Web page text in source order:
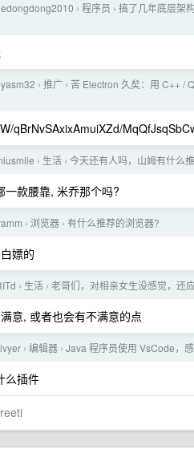
› 程序员 › 搞了几年底层架
› 推广 › 苦 Electron 久矣：用 C++ /
qBrNvSAxixAmuiXZd/
› 生活 › 今天还有人吗，山姆有什么
一款腰靠, 米乔那个吗?
› 浏览器 › 有什么推荐的浏览器?
嫖的
› 生活 › 老哥们，对相亲女生没感觉，还
意, 或者也会有不满意的点
› 编辑器 › Java 程序员使用 VsCode，
么插件